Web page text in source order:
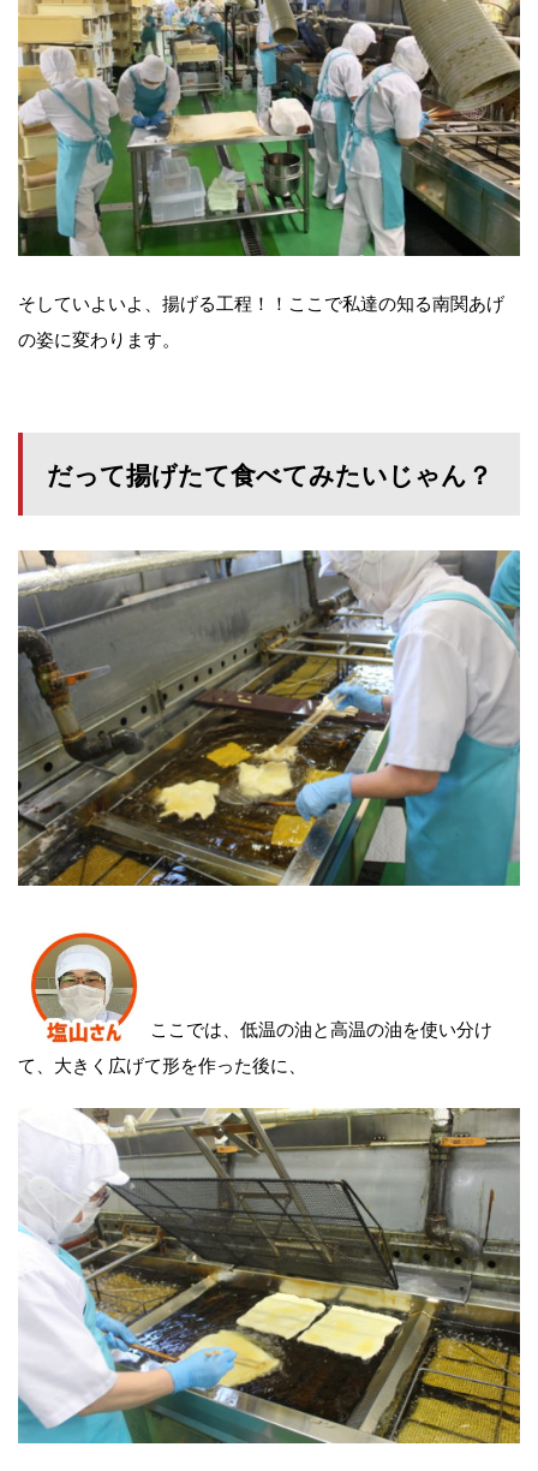
そしていよいよ、揚げる工程！！ここで私達の知る南関あげ
の姿に変わります。
だって揚げたて食べてみたいじゃん？
ここでは、低温の油と高温の油を使い分け
て、大きく広げて形を作った後に、